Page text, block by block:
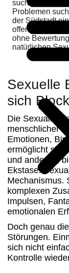
suchen. Wenn
Problemen
der Südstadt
offen über das
ohne
natürlichen
Sexuelle
sich
Die Sexualität
menschlicher
Emotionen,
ermöglicht sie
und anderen,
Ekstase.
Mechanismus.
komplexen
Impulsen,
emotionalen
Doch genau
Störungen.
sich nicht
Kontrolle